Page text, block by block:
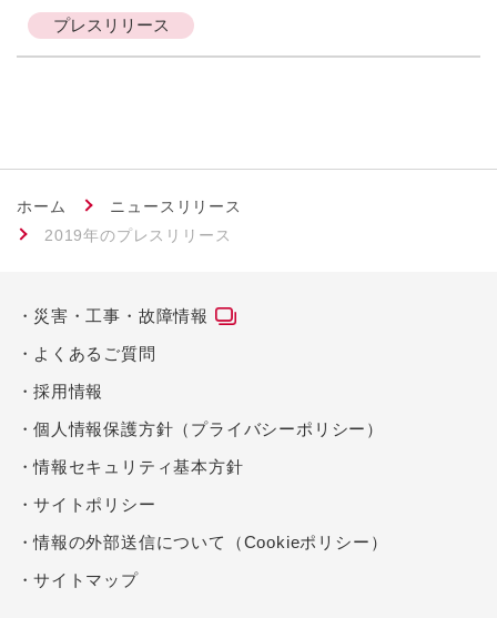
プレスリリース
ホーム
ニュースリリース
2019年のプレスリリース
災害・工事・故障情報
よくあるご質問
採用情報
個人情報保護方針（プライバシーポリシー）
情報セキュリティ基本方針
サイトポリシー
情報の外部送信について（Cookieポリシー）
サイトマップ